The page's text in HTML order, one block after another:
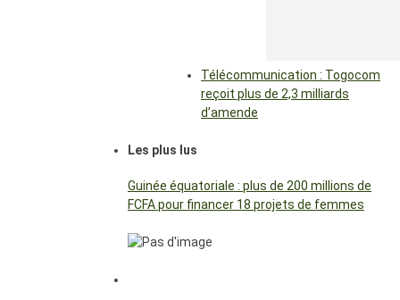
Télécommunication : Togocom
reçoit plus de 2,3 milliards
d’amende
Les plus lus
Guinée équatoriale : plus de 200 millions de
FCFA pour financer 18 projets de femmes